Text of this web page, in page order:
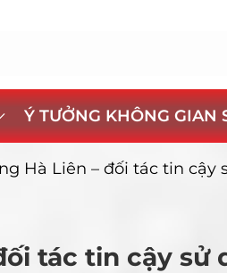
Ý TƯỞNG KHÔNG GIAN
Hà Liên – đối tác tin cậy
tác tin cậy sử